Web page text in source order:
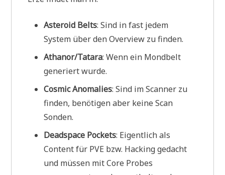
Asteroid Belts: Sind in fast jedem
System über den Overview zu finden.
Athanor/Tatara: Wenn ein Mondbelt
generiert wurde.
Cosmic Anomalies: Sind im Scanner zu
finden, benötigen aber keine Scan
Sonden.
Deadspace Pockets: Eigentlich als
Content für PVE bzw. Hacking gedacht
und müssen mit Core Probes